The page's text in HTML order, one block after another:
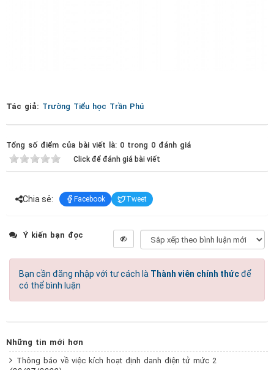
Tác giả: Trường Tiểu học Trần Phú
Tổng số điểm của bài viết là: 0 trong 0 đánh giá
Click để đánh giá bài viết
Chia sẻ: Facebook Tweet
Ý kiến bạn đọc
Bạn cần đăng nhập với tư cách là Thành viên chính thứcđể
có thể bình luận
Những tin mới hơn
Thông báo về việc kích hoạt định danh điện tử mức 2